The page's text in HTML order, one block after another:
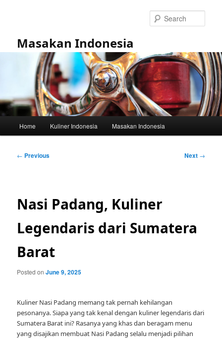
Masakan Indonesia
Home Kuliner Indonesia Masakan Indonesia
Post
← Previous Next →
Nasi Padang, Kuliner
Legendaris dari Sumatera
Barat
Posted onJune 9, 2025
Kuliner Nasi Padang memang tak pernah kehilangan
pesonanya. Siapa yang tak kenal dengan kuliner legendaris dari
Sumatera Barat ini? Rasanya yang khas dan beragam menu
yang disajikan membuat Nasi Padang selalu menjadi pilihan